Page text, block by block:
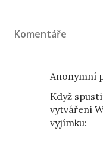
Komentáře
Anonymní
Když
vytváření
vyjímku: